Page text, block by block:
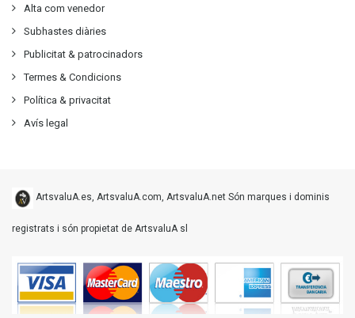
Alta com venedor
Subhastes diàries
Publicitat & patrocinadors
Termes & Condicions
Política & privacitat
Avís legal
ArtsvaluA.es, ArtsvaluA.com, ArtsvaluA.net Són marques i dominis
registrats i són propietat de ArtsvaluA sl